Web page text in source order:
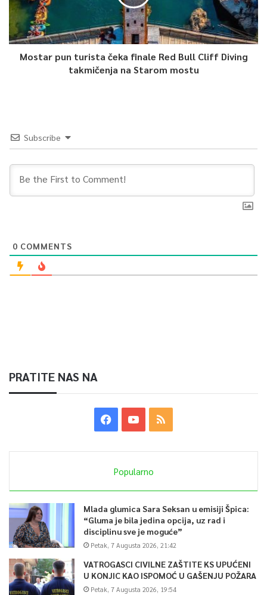
Mostar pun turista čeka finale Red Bull Cliff Diving
takmičenja na Starom mostu
Subscribe
0 COMMENTS
PRATITE NAS NA
Popularno
Mlada glumica Sara Seksan u emisiji Špica:
“Gluma je bila jedina opcija, uz rad i
disciplinu sve je moguće”
Petak, 7 Augusta 2026, 21:42
VATROGASCI CIVILNE ZAŠTITE KS UPUĆENI
U KONJIC KAO ISPOMOĆ U GAŠENJU POŽARA
Petak, 7 Augusta 2026, 19:54